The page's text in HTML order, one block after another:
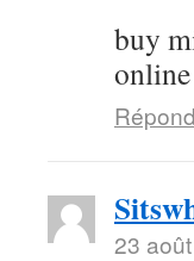
buy
23